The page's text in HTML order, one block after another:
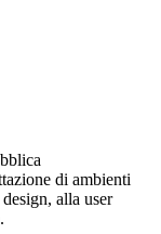
di ambienti
alla user